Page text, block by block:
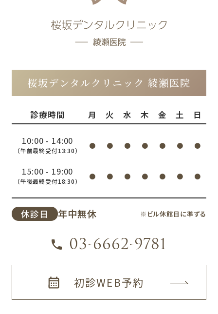
桜坂デンタルクリニック 綾瀬医院
診療時間 月 火 水 木 金 土 日
10:00 - 14:00
（午前最終受付13:30）
● ● ● ● ● ● ●
15:00 - 19:00
（午後最終受付18:30）
● ● ● ● ● ● ●
休診日 年中無休 ※ビル休館日に準ずる
03-6662-9781
初診WEB予約